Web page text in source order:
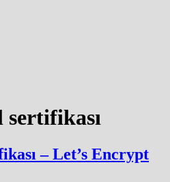
sertifikası
– Let’s Encrypt